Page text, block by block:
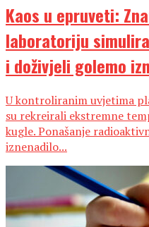
Kaos u epruveti:
laboratoriju
i doživjeli golemo
U kontroliranim uvjetima
su rekreirali ekstremne
kugle. Ponašanje
iznenadilo...